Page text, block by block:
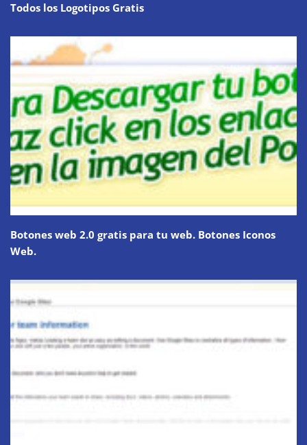
Todos los Logotipos Gratis
Botones web 2.0 gratis para tu web. Botones Iconos
Web.